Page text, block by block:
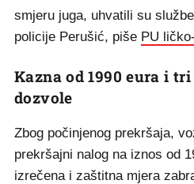
smjeru juga, uhvatili su
policije Perušić, piše PU
Kazna od 1990 eura i
dozvole
Zbog počinjenog prekršaja,
prekršajni nalog na iznos od
izrečena i zaštitna mjera